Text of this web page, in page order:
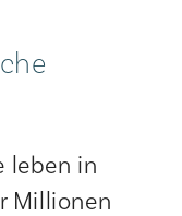
leben in
Millionen